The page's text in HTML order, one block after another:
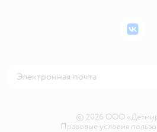
Политика использования
Бонусные
© 2026 ООО
Правовые условия